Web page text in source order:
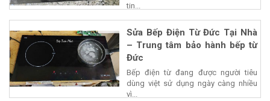
tin...
Sửa Bếp Điện Từ Đức Tại Nhà
– Trung tâm bảo hành bếp từ
Đức
Bếp điện từ đang được người tiêu
dùng việt sử dụng ngày càng nhiều
vì...